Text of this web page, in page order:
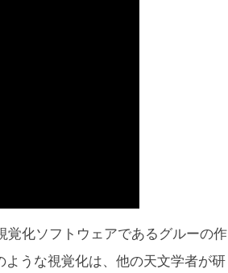
覚化ソフトウェアであるグルーの作
うな視覚化は、他の天文学者が研